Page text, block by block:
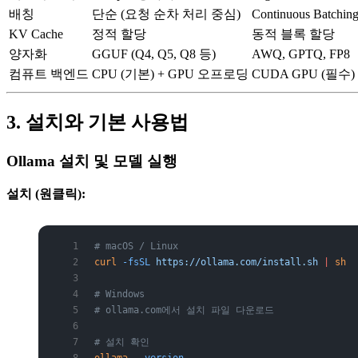
배칭
단순 (요청 순차 처리 중심)
Continuous Batching
KV Cache
정적 할당
동적 블록 할당
양자화
GGUF (Q4, Q5, Q8 등)
AWQ, GPTQ, FP8
컴퓨트 백엔드 CPU (기본) + GPU 오프로딩 CUDA GPU (필수)
3. 설치와 기본 사용법
Ollama 설치 및 모델 실행
설치 (원클릭):
# macOS / Linux
curl -fsSL https://ollama.com/install.sh sh
# Windows
# ollama.com에서 설치 파일 다운로드
# 설치 확인